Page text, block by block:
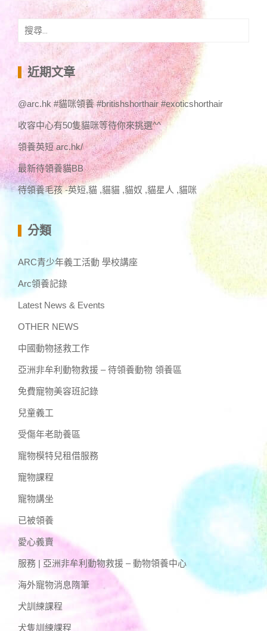
搜
鍵 近期文章
@arc.hk #貓咪領養 #britishshorthair #exoticshorthair
收容中心有50隻貓咪等待你來挑選^^
領養英短 arc.hk/
最新待領養貓BB
待領養毛孩 -英短,貓 ,貓貓 ,貓奴 ,貓星人 ,貓咪
分類
ARC青少年義工活動 學校講座
Arc領養記錄
Latest News & Events
OTHER NEWS
中國動物拯救工作
亞洲非牟利動物救援 – 待領養動物 領養區
免費寵物美容班記錄
兒童義工
受傷年老助養區
寵物模特兒租借服務
寵物課程
寵物講坐
已被領養
愛心義賣
服務 | 亞洲非牟利動物救援 – 動物領養中心
海外寵物消息隋筆
犬訓練課程
犬隻訓練課程